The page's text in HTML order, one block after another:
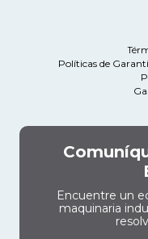
Políticas de
Encuentre un
maquinaria